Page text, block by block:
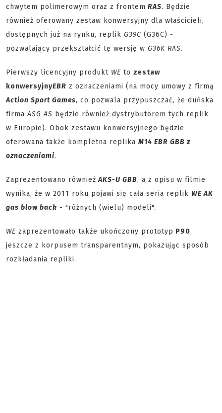
chwytem polimerowym oraz z frontem RAS. Będzie
również oferowany zestaw konwersyjny dla właścicieli,
dostępnych już na rynku, replik G39C (G36C) -
pozwalający przekształcić tę wersję w G36K RAS.
Pierwszy licencyjny produkt WE to zestaw
konwersyjnyEBR z oznaczeniami (na mocy umowy z firmą
Action Sport Games, co pozwala przypuszczać, że duńska
firmaASG AS będzie również dystrybutorem tych replik
w Europie). Obok zestawu konwersyjnego będzie
oferowana także kompletna replika M14 EBR GBB z
oznaczeniami.
Zaprezentowano również AKS-U GBB, a z opisu w filmie
wynika, że w 2011 roku pojawi się cała seria replik WE AK
gas blow back - "różnych (wielu) modeli".
WE zaprezentowało także ukończony prototyp P90,
jeszcze z korpusem transparentnym, pokazując sposób
rozkładania repliki.